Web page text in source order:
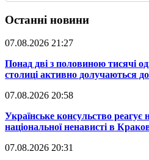
Останні новини
07.08.2026 21:27
​Понад дві з половиною тисячі
столиці активно долучаються
07.08.2026 20:58
​Українське консульство реагує
національної ненависті в
07.08.2026 20:31